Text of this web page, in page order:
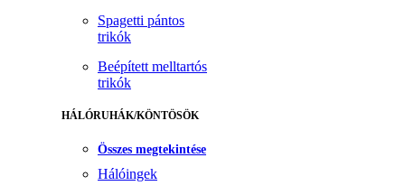
Spagetti pántos
trikók
Beépített melltartós
trikók
HÁLÓRUHÁK/KÖNTÖSÖK
Összes megtekintése
Hálóingek